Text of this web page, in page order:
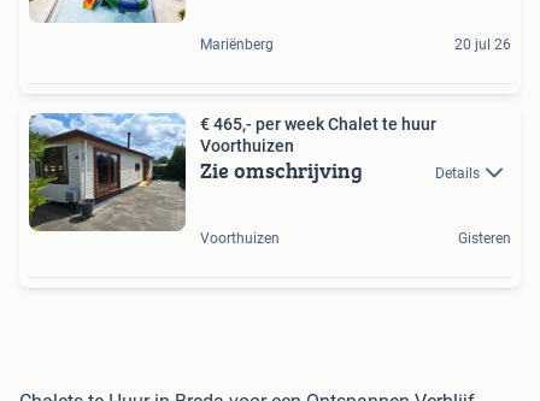
Mariënberg 20 jul 26
€ 465,- per week Chalet te huur
Voorthuizen
Zie omschrijving Details
Voorthuizen Gisteren